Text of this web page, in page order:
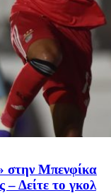
στην Μπενφίκα
– Δείτε το γκολ